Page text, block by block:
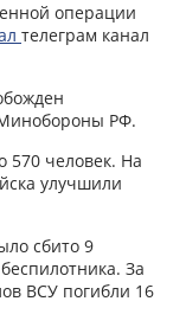
операции
телеграм канал
РФ.
570 человек. На
улучшили
сбито 9
За
ВСУ погибли 16